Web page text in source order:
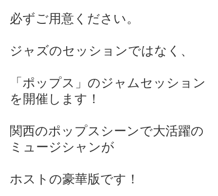
必ずご用意ください。
ジャズのセッションではなく、
「ポップス」のジャムセッション
を開催します！
関西のポップスシーンで大活躍の
ミュージシャンが
ホストの豪華版です！